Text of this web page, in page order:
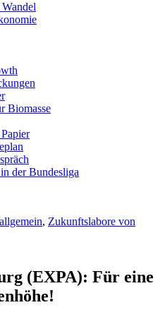
Biomasse
der Bundesliga
, Zukunftslabore von
(EXPA): Für eine